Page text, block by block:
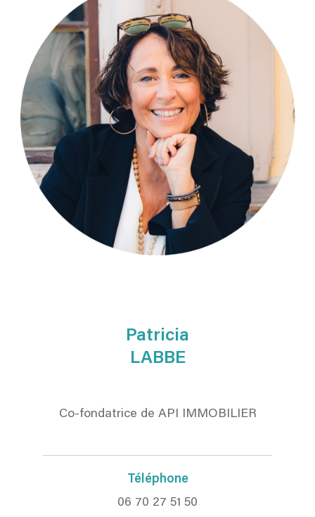
Patricia
LABBE
Co-fondatrice de API IMMOBILIER
Téléphone
06 70 27 51 50